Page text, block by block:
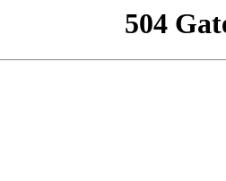
504